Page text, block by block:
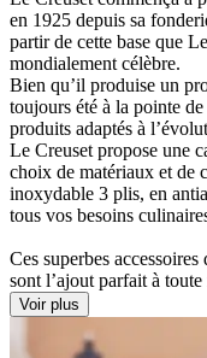
en 1925 depuis sa
partir de cette base que
mondialement célèbre.
Bien qu’il produise un
toujours été à la pointe
produits adaptés à
Le Creuset propose une
choix de matériaux et de
inoxydable 3 plis, en
tous vos besoins
Ces superbes
sont l’ajout parfait à
Voir plus